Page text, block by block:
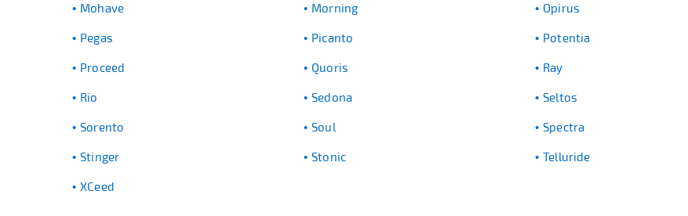
Mohave Morning Opirus
Pegas Picanto Potentia
Proceed Quoris Ray
Rio Sedona Seltos
Sorento Soul Spectra
Stinger Stonic Telluride
XCeed